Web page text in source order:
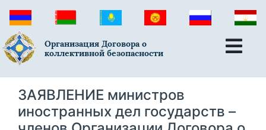
Организация Договора о
коллективной безопасности
ЗАЯВЛЕНИЕ министров
иностранных дел государств –